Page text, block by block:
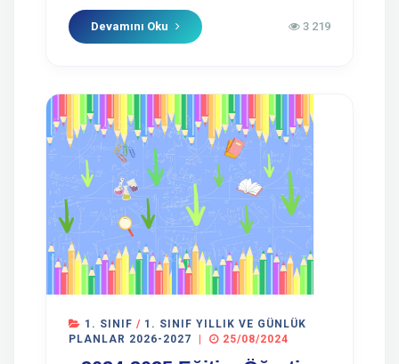
Devamını Oku 3 219
1. SINIF / 1. SINIF YILLIK VE GÜNLÜK
PLANLAR 2026-2027
25/08/2024